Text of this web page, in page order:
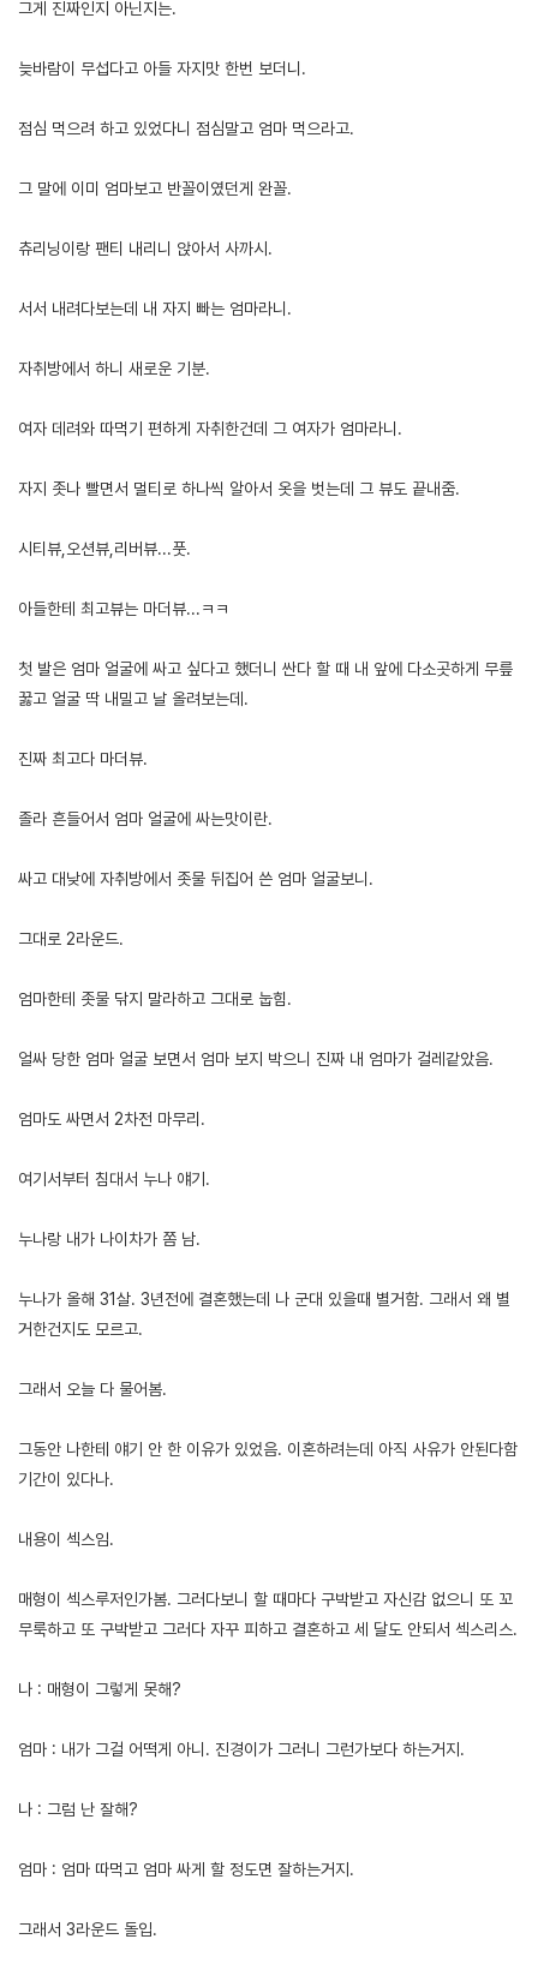
그게 진짜인지 아닌지는.
늦바람이 무섭다고 아들 자지맛 한번 보더니.
점심 먹으려 하고 있었다니 점심말고 엄마 먹으라고.
그 말에 이미 엄마보고 반꼴이였던게 완꼴.
츄리닝이랑 팬티 내리니 앉아서 사까시.
서서 내려다보는데 내 자지 빠는 엄마라니.
자취방에서 하니 새로운 기분.
여자 데려와 따먹기 편하게 자취한건데 그 여자가 엄마라니.
자지 좃나 빨면서 멀티로 하나씩 알아서 옷을 벗는데 그 뷰도 끝내줌.
시티뷰,오션뷰,리버뷰...풋.
아들한테 최고뷰는 마더뷰...ㅋㅋ
첫 발은 엄마 얼굴에 싸고 싶다고 했더니 싼다 할 때 내 앞에 다소곳하게 무릎
꿇고 얼굴 딱 내밀고 날 올려보는데.
진짜 최고다 마더뷰.
졸라 흔들어서 엄마 얼굴에 싸는맛이란.
싸고 대낮에 자취방에서 좃물 뒤집어 쓴 엄마 얼굴보니.
그대로 2라운드.
엄마한테 좃물 닦지 말라하고 그대로 눕힘.
얼싸 당한 엄마 얼굴 보면서 엄마 보지 박으니 진짜 내 엄마가 걸레같았음.
엄마도 싸면서 2차전 마무리.
여기서부터 침대서 누나 얘기.
누나랑 내가 나이차가 쫌 남.
누나가 올해 31살. 3년전에 결혼했는데 나 군대 있을때 별거함. 그래서 왜 별
거한건지도 모르고.
그래서 오늘 다 물어봄.
그동안 나한테 얘기 안 한 이유가 있었음. 이혼하려는데 아직 사유가 안된다함
기간이 있다나.
내용이 섹스임.
매형이 섹스루저인가봄. 그러다보니 할 때마다 구박받고 자신감 없으니 또 꼬
무룩하고 또 구박받고 그러다 자꾸 피하고 결혼하고 세 달도 안되서 섹스리스.
나 : 매형이 그렇게 못해?
엄마 : 내가 그걸 어떡게 아니. 진경이가 그러니 그런가보다 하는거지.
나 : 그럼 난 잘해?
엄마 : 엄마 따먹고 엄마 싸게 할 정도면 잘하는거지.
그래서 3라운드 돌입.